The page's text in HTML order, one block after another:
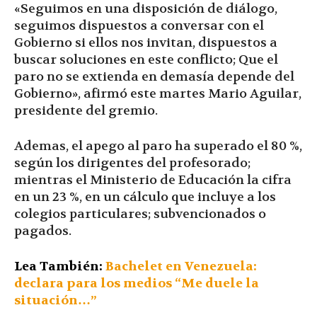
«Seguimos en una disposición de diálogo,
seguimos dispuestos a conversar con el
Gobierno si ellos nos invitan, dispuestos a
buscar soluciones en este conflicto; Que el
paro no se extienda en demasía depende del
Gobierno», afirmó este martes Mario Aguilar,
presidente del gremio.
Ademas, el apego al paro ha superado el 80 %,
según los dirigentes del profesorado;
mientras el Ministerio de Educación la cifra
en un 23 %, en un cálculo que incluye a los
colegios particulares; subvencionados o
pagados.
Lea También: Bachelet en Venezuela:
declara para los medios “Me duele la
situación…”